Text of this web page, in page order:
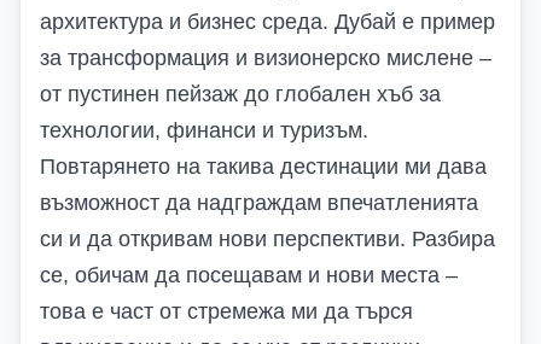
архитектура и бизнес среда. Дубай е пример
за трансформация и визионерско мислене –
от пустинен пейзаж до глобален хъб за
технологии, финанси и туризъм.
Повтарянето на такива дестинации ми дава
възможност да надграждам впечатленията
си и да откривам нови перспективи. Разбира
се, обичам да посещавам и нови места –
това е част от стремежа ми да търся